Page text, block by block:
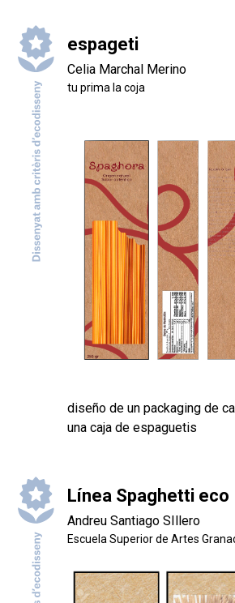
espageti
Celia Marchal Merino
tu prima la coja
diseño de un packaging de
una caja de espaguetis
Línea Spaghetti eco
Andreu Santiago SIllero
Escuela Superior de Artes